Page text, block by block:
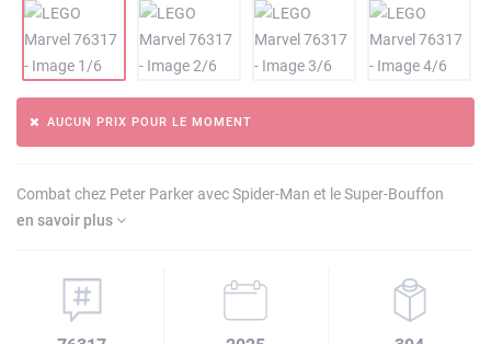
AUCUN PRIX POUR LE MOMENT
Combat chez Peter Parker avec Spider-Man et le Super-Bouffon
en savoir plus